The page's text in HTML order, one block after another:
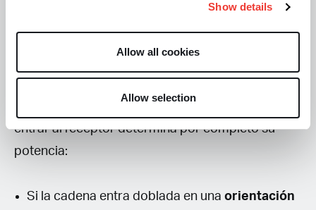
Show details
Allow all cookies
Allow selection
descubrieron que la forma en que esta cola de
entrar al receptor determina por completo su
potencia:
Si la cadena entra doblada en una orientación